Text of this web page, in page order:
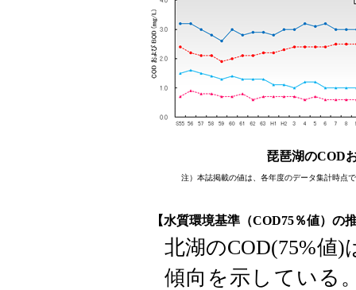
琵琶湖のCOD
注）本誌掲載の値は、各年度のデータ集計時点
【水質環境基準（COD75％値）の
北湖のCOD(75%値
傾向を示している